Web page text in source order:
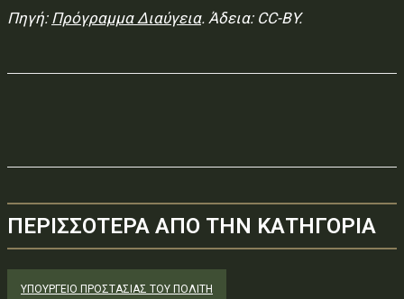
Πηγή: Πρόγραμμα Διαύγεια. Άδεια: CC-BY.
ΠΕΡΙΣΣΟΤΕΡΑ ΑΠΟ ΤΗΝ ΚΑΤΗΓΟΡΙΑ
ΥΠΟΥΡΓΕΊΟ ΠΡΟΣΤΑΣΊΑΣ ΤΟΥ ΠΟΛΊΤΗ